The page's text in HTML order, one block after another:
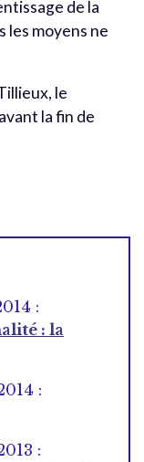
de la
les moyens ne
le
la fin de
:
: la
:
: